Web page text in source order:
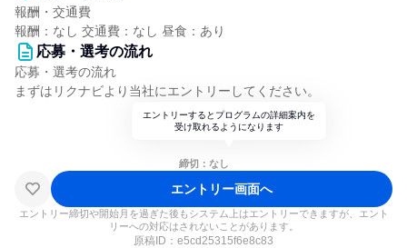
報酬・交通費
報酬：なし 交通費：なし 昼食：あり
応募・選考の流れ
応募・選考の流れ
まずはリクナビより当社にエントリーしてください。
エントリーするとプログラムの詳細案内を
受け取れるようになります
締切：なし
エントリー画面へ
エントリー締切や開始月を過ぎた後もシステム上はエントリーできますが、エント
リーへの対応はされないことがあります。
原稿ID： e5cd25315f6e8c83